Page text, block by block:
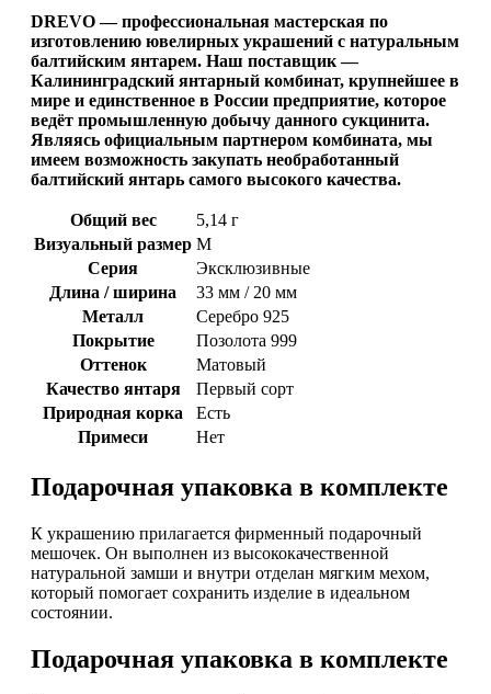
DREVO — профессиональная мастерская по
изготовлению ювелирных украшений с натуральным
балтийским янтарем. Наш поставщик —
Калининградский янтарный комбинат, крупнейшее в
мире и единственное в России предприятие, которое
ведёт промышленную добычу данного сукцинита.
Являясь официальным партнером комбината, мы
имеем возможность закупать необработанный
балтийский янтарь самого высокого качества.
Общий вес
5,14 г
Визуальный размер M
Серия
Эксклюзивные
Длина / ширина
33 мм / 20 мм
Металл
Серебро 925
Покрытие
Позолота 999
Оттенок
Матовый
Качество янтаря
Первый сорт
Природная корка
Есть
Примеси
Нет
Подарочная упаковка в комплекте
К украшению прилагается фирменный подарочный
мешочек. Он выполнен из высококачественной
натуральной замши и внутри отделан мягким мехом,
который помогает сохранить изделие в идеальном
состоянии.
Подарочная упаковка в комплекте